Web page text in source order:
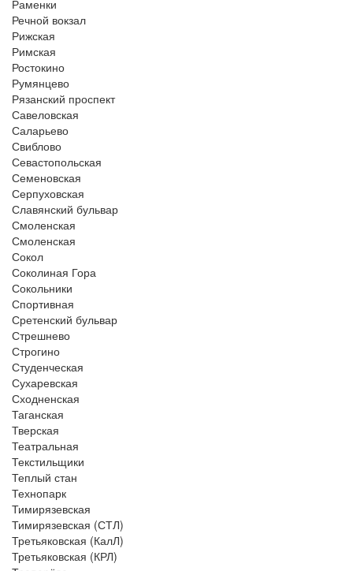
Раменки
Речной вокзал
Рижская
Римская
Ростокино
Румянцево
Рязанский проспект
Савеловская
Саларьево
Свиблово
Севастопольская
Семеновская
Серпуховская
Славянский бульвар
Смоленская
Смоленская
Сокол
Соколиная Гора
Сокольники
Спортивная
Сретенский бульвар
Стрешнево
Строгино
Студенческая
Сухаревская
Сходненская
Таганская
Тверская
Театральная
Текстильщики
Теплый стан
Технопарк
Тимирязевская
Тимирязевская (СТЛ)
Третьяковская (КалЛ)
Третьяковская (КРЛ)